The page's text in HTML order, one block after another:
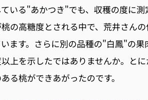
いる"あかつき"でも、収穫の度に
の高糖度とされる中で、荒井さん
ます。さらに別の品種の"白鳳"の
上を示したではありませんか。と
る桃ができあがったのです。